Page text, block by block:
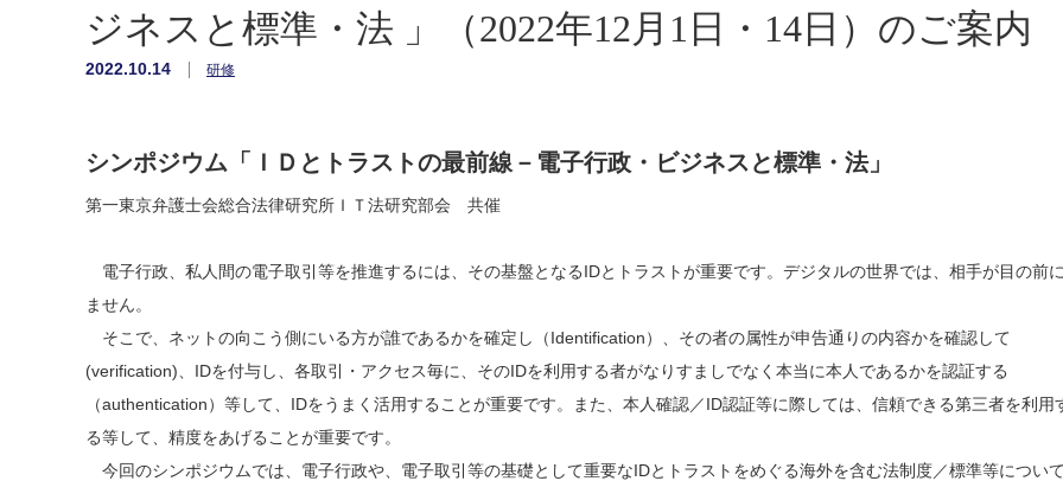
ジネスと標準・法 」（2022年12月1日・14日）のご案内
2022.10.14 研修
シンポジウム「 ＩＤとトラストの最前線－電子行政・ビジネスと標準・法」
第一東京弁護士会総合法律研究所ＩＴ法研究部会 共催
電子行政、私人間の電子取引等を推進するには、その基盤となるIDとトラストが重要です。デジタルの世界では、相手が目の前
ません。
そこで、ネットの向こう側にいる方が誰であるかを確定し（Identification）、その者の属性が申告通りの内容かを確認して
(verification)、IDを付与し、各取引・アクセス毎に、そのIDを利用する者がなりすましでなく本当に本人であるかを認証する
（authentication）等して、IDをうまく活用することが重要です。また、本人確認／ID認証等に際しては、信頼できる第三者を利用
る等して、精度をあげることが重要です。
今回のシンポジウムでは、電子行政や、電子取引等の基礎として重要なIDとトラストをめぐる海外を含む法制度／標準等につい